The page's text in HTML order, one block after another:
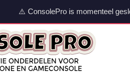
⚠️ ConsolePro is momenteel